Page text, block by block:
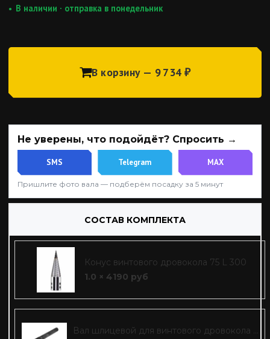
В наличии · отправка в понедельник
В корзину — 9 734 ₽
Не уверены, что подойдёт? Спросить →
SMS Telegram MAX
Пришлите фото вала — подберём посадку за 5 минут
СОСТАВ КОМПЛЕКТА
Конус винтового дровокола 75 L 300
1.0 × 4190 руб
Вал шлицевой для винтового дровокола ...